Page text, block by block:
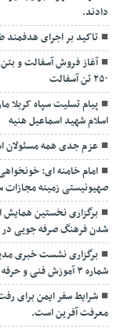
دادند.
تاکید بر اجرای هدفمند
آغاز فروش آسفالت و
۲۵۰ تن آسفالت
پیام تسلیت سپاه
اسلام شهید اسماعیل هنیه
عزم جدی همه مسئولان
امام خامنه ای:
صهیونیستی زمینه
برگزاری نخستین همایش
شدن فرهنگ صرفه جویی در
برگزاری نشست خبری
شماره ۳ آموزش فنی و حرفه ای ساری
شرایط سفر ایمن برای
معرفت آفرین است.